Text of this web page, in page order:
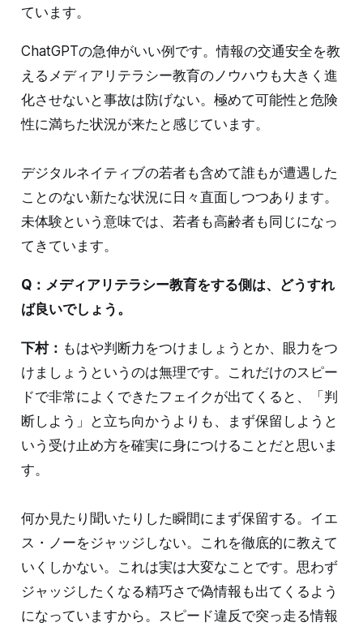
ています。
ChatGPTの急伸がいい例です。情報の交通安全を教
えるメディアリテラシー教育のノウハウも大きく進
化させないと事故は防げない。極めて可能性と危険
性に満ちた状況が来たと感じています。
デジタルネイティブの若者も含めて誰もが遭遇した
ことのない新たな状況に日々直面しつつあります。
未体験という意味では、若者も高齢者も同じになっ
てきています。
Q：メディアリテラシー教育をする側は、どうすれ
ば良いでしょう。
下村： もはや判断力をつけましょうとか、眼力をつ
けましょうというのは無理です。これだけのスピー
ドで非常によくできたフェイクが出てくると、「判
断しよう」と立ち向かうよりも、まず保留しようと
いう受け止め方を確実に身につけることだと思いま
す。
何か見たり聞いたりした瞬間にまず保留する。イエ
ス・ノーをジャッジしない。これを徹底的に教えて
いくしかない。これは実は大変なことです。思わず
ジャッジしたくなる精巧さで偽情報も出てくるよう
になっていますから。スピード違反で突っ走る情報